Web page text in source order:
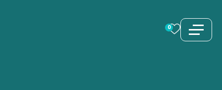
0